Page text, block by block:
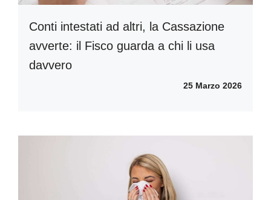
Conti intestati ad altri, la Cassazione
avverte: il Fisco guarda a chi li usa
davvero
25 Marzo 2026